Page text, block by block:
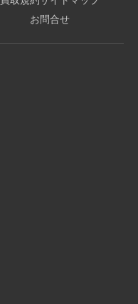
お問合せ